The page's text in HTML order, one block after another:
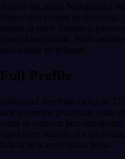
Nativii din zodia Sobolanului
observatiei extrem de dezvoltat.
adapta la orice situatie si
aparent imposibile. Sunt
momentele de relaxare.
Full Profile
Sobolanul deschide ciclul de 12
sine o energie proaspata, plina
semn se remarca prin
rapid orice situatie. Au un
lasa sa le scape o sansa buna.